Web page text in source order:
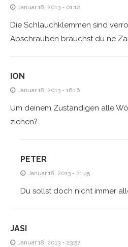
Januar 18, 2013 - 01:12
Die Schlauchklemmen sind
Abschrauben brauchst du ne
ION
Januar 18, 2013 - 16:16
Um deinem Zuständigen alle
ziehen?
PETER
Januar 18, 2013 - 21:45
Du sollst doch nicht immer
JASI
Januar 18, 2013 - 23:57